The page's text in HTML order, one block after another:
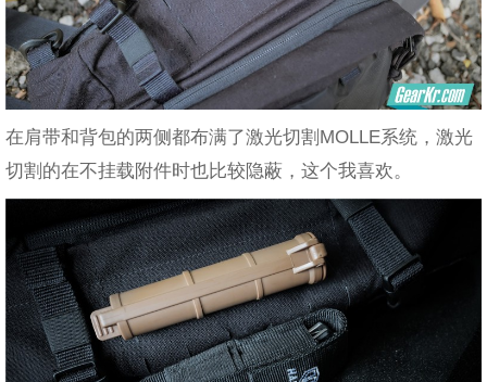
在肩带和背包的两侧都布满了激光切割MOLLE系统，激光
切割的在不挂载附件时也比较隐蔽，这个我喜欢。